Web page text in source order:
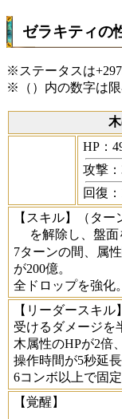
ゼラキティの
※ステータスは
※（）内の数字は
HP：
攻撃：
回復：
【スキル】
（ター
を解除し、盤面
7ターンの間、属
が200億。
全ドロップを強化。
【リーダースキル】
受けるダメージを
木属性のHPが2倍
操作時間が5秒延長
6コンボ以上で固定
【覚醒】